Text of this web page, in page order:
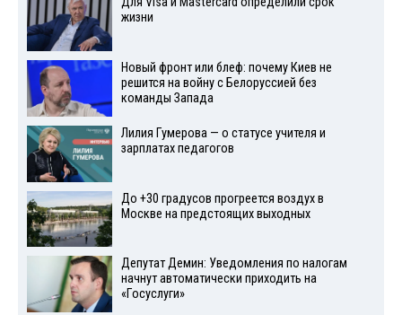
жизни
Новый фронт или блеф: почему Киев не
решится на войну с Белоруссией без
команды Запада
Лилия Гумерова — о статусе учителя и
зарплатах педагогов
До +30 градусов прогреется воздух в
Москве на предстоящих выходных
Депутат Демин: Уведомления по налогам
начнут автоматически приходить на
«Госуслуги»